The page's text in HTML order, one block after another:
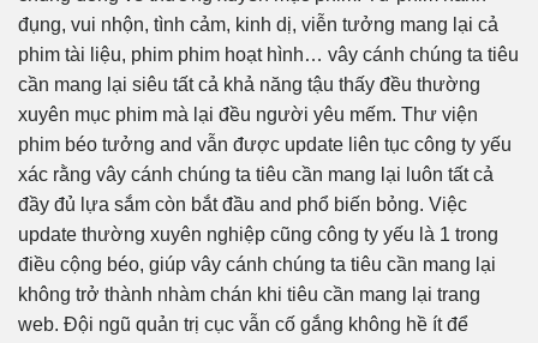
đụng, vui nhộn, tình cảm, kinh dị, viễn tưởng mang lại cả
phim tài liệu, phim phim hoạt hình… vây cánh chúng ta tiêu
cần mang lại siêu tất cả khả năng tậu thấy đều thường
xuyên mục phim mà lại đều người yêu mếm. Thư viện
phim béo tưởng and vẫn được update liên tục công ty yếu
xác rằng vây cánh chúng ta tiêu cần mang lại luôn tất cả
đầy đủ lựa sắm còn bắt đầu and phổ biến bỏng. Việc
update thường xuyên nghiệp cũng công ty yếu là 1 trong
điều cộng béo, giúp vây cánh chúng ta tiêu cần mang lại
không trở thành nhàm chán khi tiêu cần mang lại trang
web. Đội ngũ quản trị cục vẫn cố gắng không hề ít để